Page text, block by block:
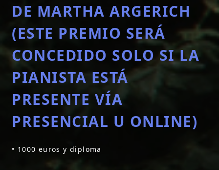
DE MARTHA ARGERICH
(ESTE PREMIO SERÁ
CONCEDIDO SOLO SI LA
PIANISTA ESTÁ
PRESENTE VÍA
PRESENCIAL U ONLINE)
• 1000 euros y diploma